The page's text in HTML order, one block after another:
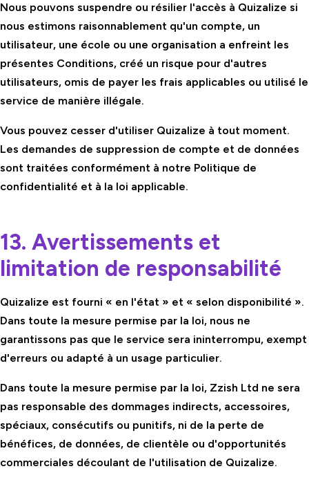
Nous pouvons suspendre ou résilier l'accès à Quizalize si
nous estimons raisonnablement qu'un compte, un
utilisateur, une école ou une organisation a enfreint les
présentes Conditions, créé un risque pour d'autres
utilisateurs, omis de payer les frais applicables ou utilisé le
service de manière illégale.
Vous pouvez cesser d'utiliser Quizalize à tout moment.
Les demandes de suppression de compte et de données
sont traitées conformément à notre Politique de
confidentialité et à la loi applicable.
13. Avertissements et
limitation de responsabilité
Quizalize est fourni « en l'état » et « selon disponibilité ».
Dans toute la mesure permise par la loi, nous ne
garantissons pas que le service sera ininterrompu, exempt
d'erreurs ou adapté à un usage particulier.
Dans toute la mesure permise par la loi, Zzish Ltd ne sera
pas responsable des dommages indirects, accessoires,
spéciaux, consécutifs ou punitifs, ni de la perte de
bénéfices, de données, de clientèle ou d'opportunités
commerciales découlant de l'utilisation de Quizalize.